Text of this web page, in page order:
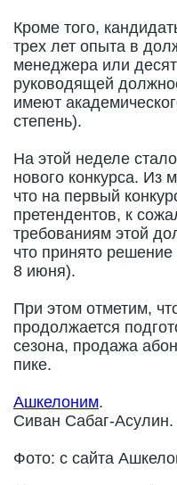
Кроме того,
трех лет опыта в
менеджера или
руководящей
имеют
степень).
На этой неделе
нового конкурса. Из
что на первый
претендентов, к
требованиям этой
что принято
8 июня).
При этом отметим,
продолжается
сезона, продажа
пике.
Ашкелоним.
Сиван Сабаг-Асулин.
Фото: c сайта